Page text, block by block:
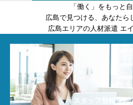
「働く」をもっと自
広島で見つける、あなたら
広島エリアの人材派遣 エ
スタッフ登録をし